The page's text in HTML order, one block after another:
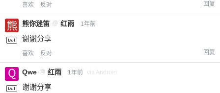
喜欢 反对 回复
熊你迷笛 @ 红雨 1年前
谢谢分享
喜欢 反对 回复
Qwe @ 红雨 1年前 via Android
谢谢分享